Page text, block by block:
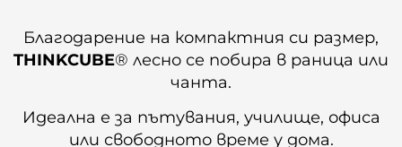
Благодарение на компактния си размер,
THINKCUBE® лесно се побира в раница или
чанта.
Идеална е за пътувания, училище, офиса
или свободното време у дома.